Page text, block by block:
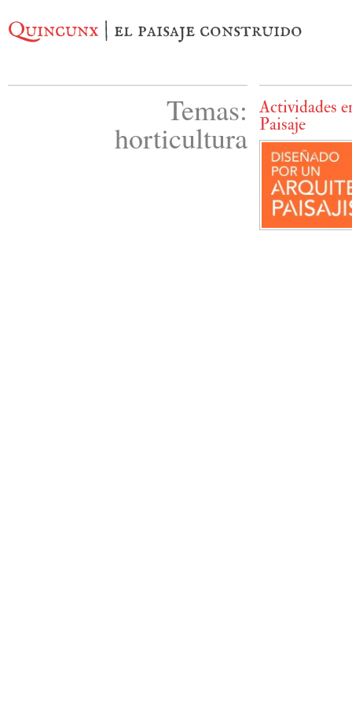
Quincunx | el paisaje construido
Temas:
horticultura
Actividades
Paisaje